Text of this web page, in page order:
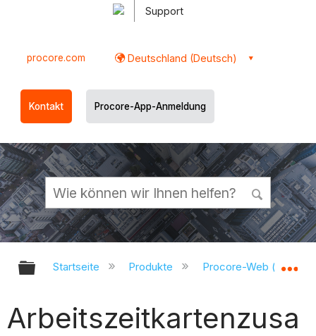
Support
procore.com Deutschland (Deutsch)
Kontakt Procore-App-Anmeldung
Globale Hierarchie auf- und
Startseite Produkte Procore-Web
Arbeitszeitkartenzusa